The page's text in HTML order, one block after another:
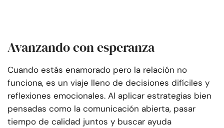
Avanzando con esperanza
Cuando estás enamorado pero la relación no
funciona, es un viaje lleno de decisiones difíciles y
reflexiones emocionales. Al aplicar estrategias bien
pensadas como la comunicación abierta, pasar
tiempo de calidad juntos y buscar ayuda